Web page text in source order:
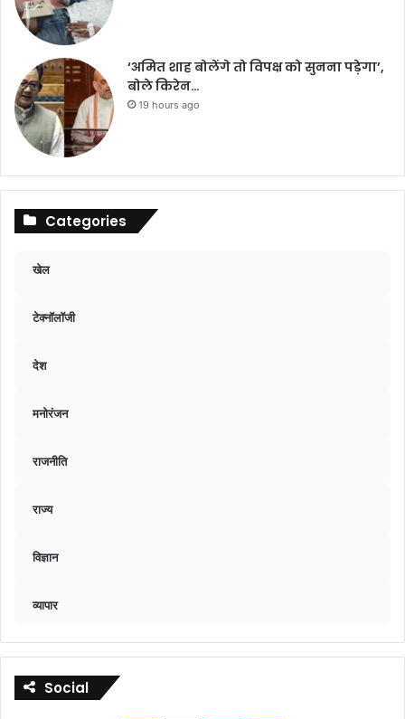
‘अमित शाह बोलेंगे तो विपक्ष को सुनना पड़ेगा’,
बोले किरेन…
19 hours ago
Categories
खेल
टेक्नॉलॉजी
देश
मनोरंजन
राजनीति
राज्य
विज्ञान
व्यापार
Social